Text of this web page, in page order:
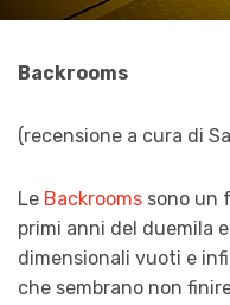
Backrooms
(recensione a cura di
Le Backrooms sono un
primi anni del duemila
dimensionali vuoti e
che sembrano non